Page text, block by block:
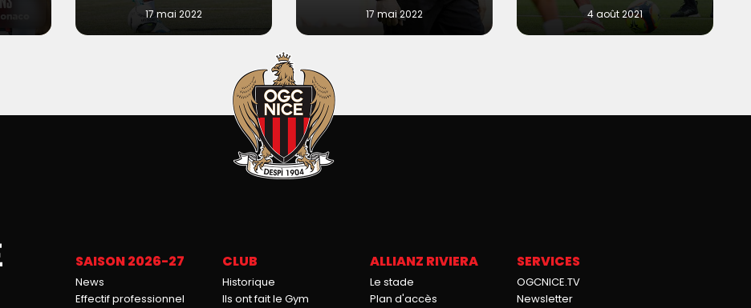
SAISON 2026-27
News
Effectif professionnel
CLUB
Historique
Ils ont fait le Gym
ALLIANZ RIVIERA
Le stade
Plan d'accès
SERVICES
OGCNICE.TV
Newsletter